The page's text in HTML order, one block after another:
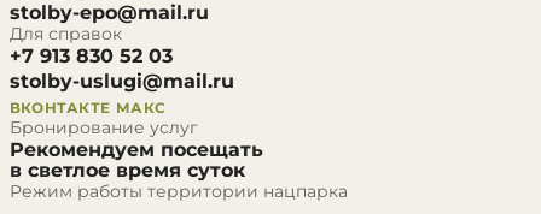
stolby-epo@mail.ru
Для справок
+7 913 830 52 03
stolby-uslugi@mail.ru
ВКОНТАКТЕ МАКС
Бронирование услуг
Рекомендуем посещать
в светлое время суток
Режим работы территории нацпарка